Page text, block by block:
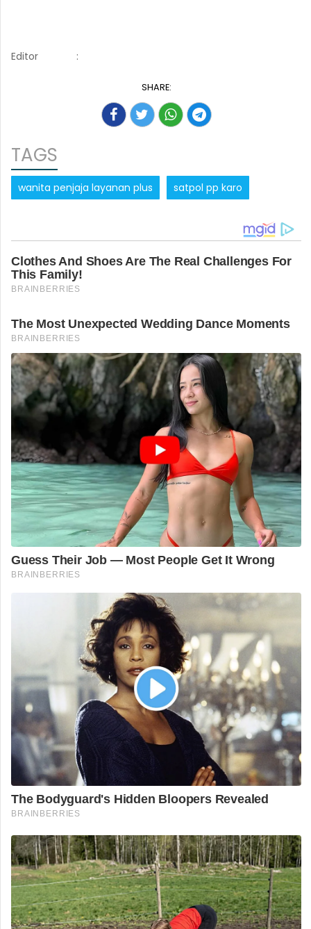
Editor :
SHARE:
TAGS
wanita penjaja layanan plus satpol pp karo